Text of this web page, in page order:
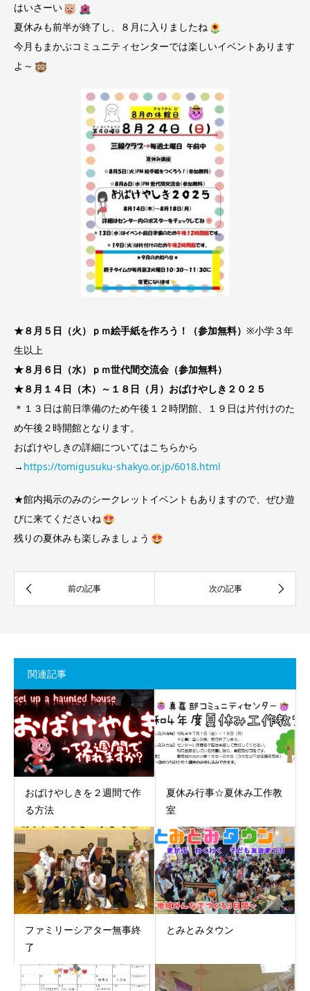
はいさーい
夏休みも前半が終了し、８月に入りましたね
今月もまかぶコミュニティセンターでは楽しいイベントあります
よ～
★８月５日（火）ｐｍ絵手紙を作ろう！（参加無料） ※小学３年
生以上
★８月６日（水）ｐｍ世代間交流会（参加無料）
★８月１４日（木）～１８日（月）おばけやしき２０２５
＊１３日は前日準備のため午後１２時閉館、１９日は片付けのた
め午後２時開館となります。
おばけやしきの詳細についてはこちらから
→ https://tomigusuku-shakyo.or.jp/6018.html
★館内掲示のみのシークレットイベントもありますので、ぜひ遊
びに来てくださいね
残りの夏休みも楽しみましょう
関連記事
おばけやしきを２週間で作
る方法
夏休み行事☆夏休み工作教
室
ファミリーシアター無事終
了
とみとみタウン